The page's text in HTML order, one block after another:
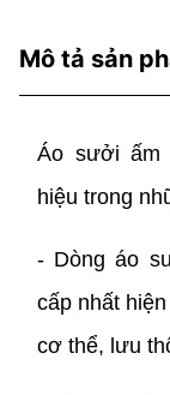
Mô tả sản
Áo sưởi ấm
hiệu trong
- Dòng áo
cấp nhất
cơ thể, lưu